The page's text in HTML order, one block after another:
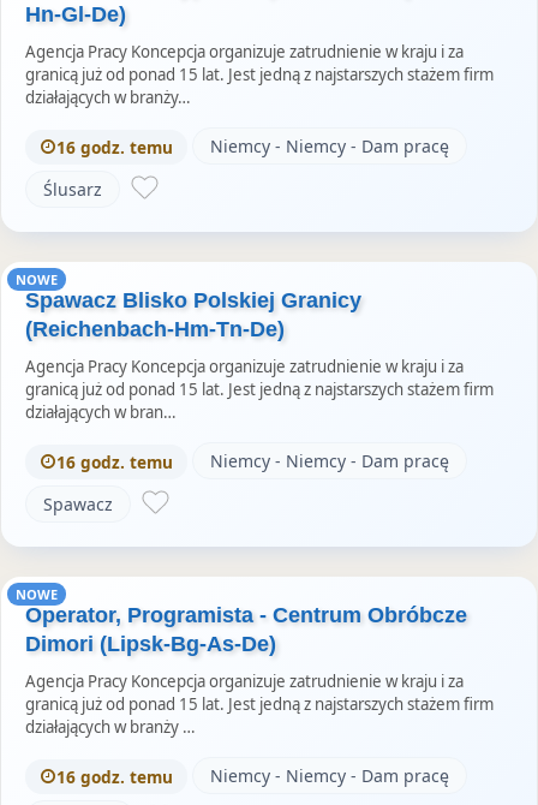
Hn-Gl-De)
Agencja Pracy Koncepcja organizuje zatrudnienie w kraju i za
granicą już od ponad 15 lat. Jest jedną z najstarszych stażem firm
działających w branży…
16 godz. temu
Niemcy - Niemcy - Dam pracę
Ślusarz
NOWE
Spawacz Blisko Polskiej Granicy
(Reichenbach-Hm-Tn-De)
Agencja Pracy Koncepcja organizuje zatrudnienie w kraju i za
granicą już od ponad 15 lat. Jest jedną z najstarszych stażem firm
działających w bran…
16 godz. temu
Niemcy - Niemcy - Dam pracę
Spawacz
NOWE
Operator, Programista - Centrum Obróbcze
Dimori (Lipsk-Bg-As-De)
Agencja Pracy Koncepcja organizuje zatrudnienie w kraju i za
granicą już od ponad 15 lat. Jest jedną z najstarszych stażem firm
działających w branży …
16 godz. temu
Niemcy - Niemcy - Dam pracę